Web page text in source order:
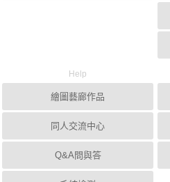
Help
繪圖藝廊作品
同人交流中心
Q&A問與答